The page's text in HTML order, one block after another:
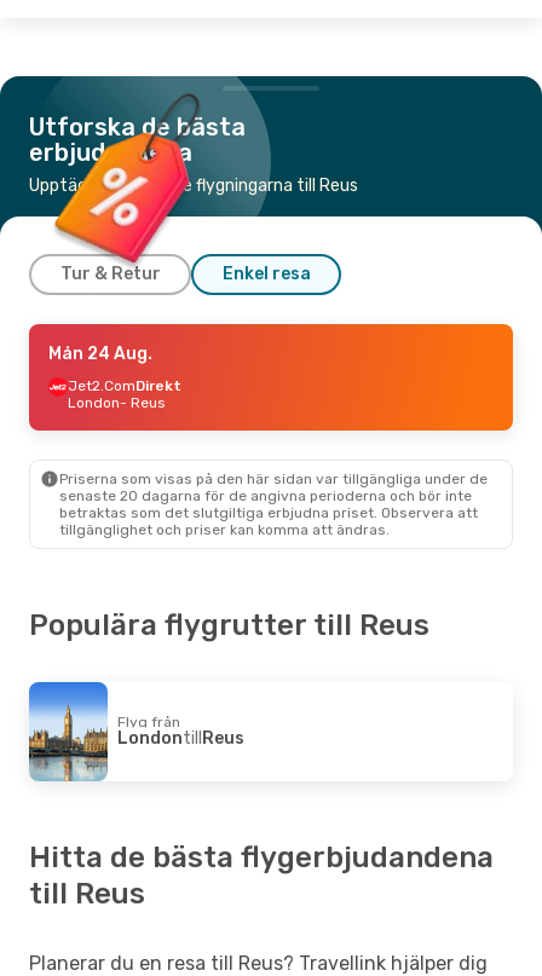
Utforska de bästa
erbjudandena
Upptäck de billigaste flygningarna till Reus
Tur & Retur Enkel resa
Sön 20 Sep.- Sön 27 Sep.
RyanairDirekt
London- Reus
Reus- London
Fre 23 Okt. - Ons 28 Okt.
RyanairDirekt
Bryssel - Reus
Mån 31 Aug.- Lör 5 Sep.
London
Vueling
Reus- London
Fre 11 Sep.
Reus - Glasgow
Mån 24 Aug.
Jet2.ComDirekt
London- Reus
Priserna som visas på den här sidan var tillgängliga under de
senaste 20 dagarna för de angivna perioderna och bör inte
betraktas som det slutgiltiga erbjudna priset. Observera att
tillgänglighet och priser kan komma att ändras.
Populära flygrutter till Reus
Flyg från
LondontillReus
Hitta de bästa flygerbjudandena
till Reus
Planerar du en resa till Reus? Travellink hjälper dig